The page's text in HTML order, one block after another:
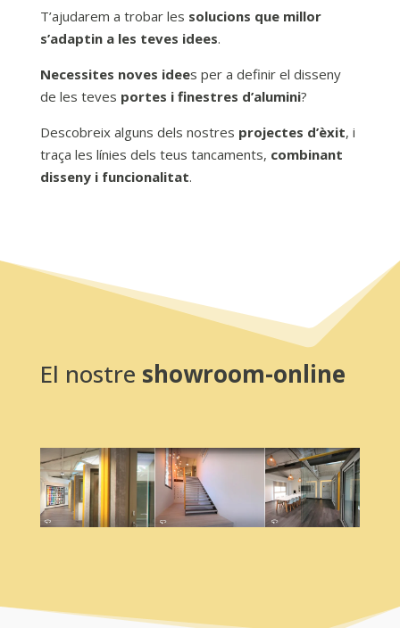
T’ajudarem a trobar les solucions que millor
s’adaptin a les teves idees.
Necessites noves idees per a definir el disseny
de les teves portes i finestres d’alumini?
Descobreix alguns dels nostres projectes d’èxit, i
traça les línies dels teus tancaments, combinant
disseny i funcionalitat.
El nostre showroom-online